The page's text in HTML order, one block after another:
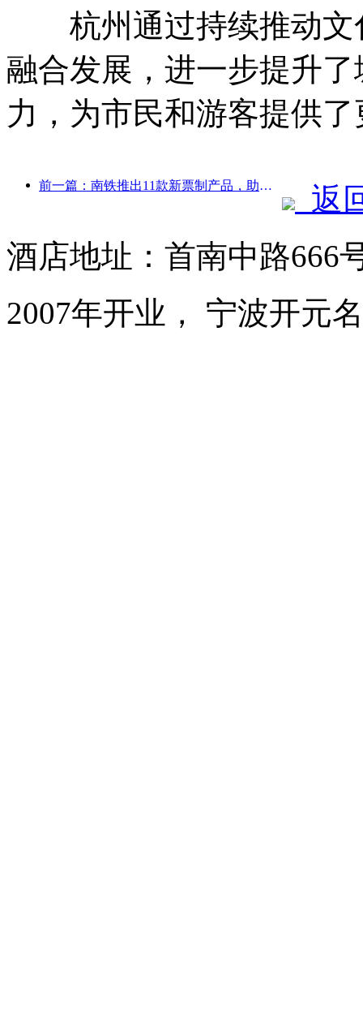
杭州通过持续推动文
融合发展，进一步提升
力，为市民和游客提供
前一篇：南铁推出11款新票制产品，助力闽赣两省交通旅游融合发展
返
酒店地址：首南中路666
2007年开业， 宁波开